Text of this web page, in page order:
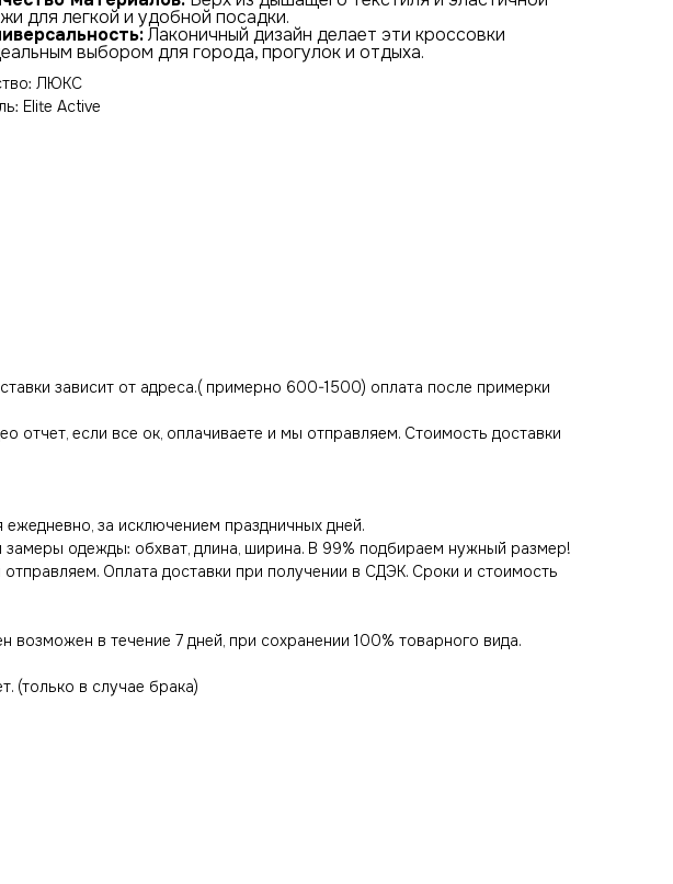
для легкой и удобной посадки.
Лаконичный дизайн делает эти кроссовки
выбором для города, прогулок и отдыха.
ЛЮКС
Elite Active
зависит от адреса.( примерно 600-1500) оплата после примерки
если все ок, оплачиваете и мы отправляем. Стоимость доставки
за исключением праздничных дней.
одежды: обхват, длина, ширина. В 99% подбираем нужный размер!
Оплата доставки при получении в СДЭК. Сроки и стоимость
в течение 7 дней, при сохранении 100% товарного вида.
(только в случае брака)